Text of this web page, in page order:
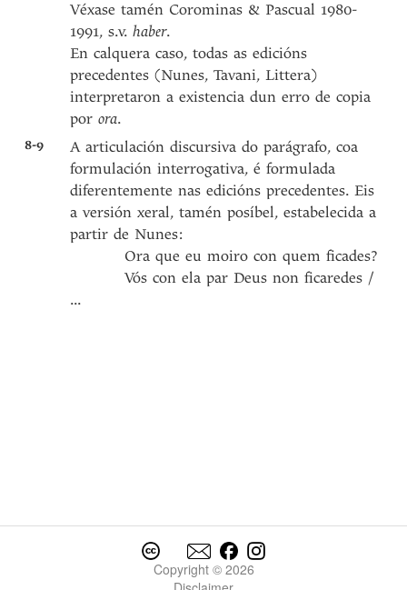
Véxase tamén Corominas & Pascual 1980-
1991, s.v.haber.
En calquera caso, todas as edicións
precedentes (Nunes, Tavani, Littera)
interpretaron a existencia dun erro de copia
porora.
8-9
A articulación discursiva do parágrafo, coa
formulación interrogativa, é formulada
diferentemente nas edicións precedentes. Eis
a versión xeral, tamén posíbel, estabelecida a
partir de Nunes:
Ora que eu moiro con quem ficades?
​​​​​​​ Vós con ela par Deus non ficaredes /
...
Copyright © 2026